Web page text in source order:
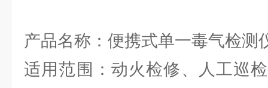
产品名称：便携式单一毒气检测
适用范围：动火检修、人工巡